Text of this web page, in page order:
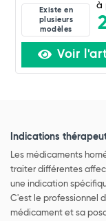
Existe en
plusieurs
modèles
à
Voir
Indications
Les médicaments
traiter différentes
une indication
C'est le professionnel
médicament et sa